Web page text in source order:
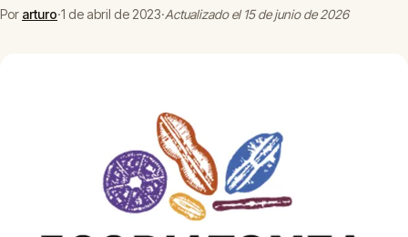
Por arturo·1 de abril de 2023·Actualizado el 15 de junio de 2026